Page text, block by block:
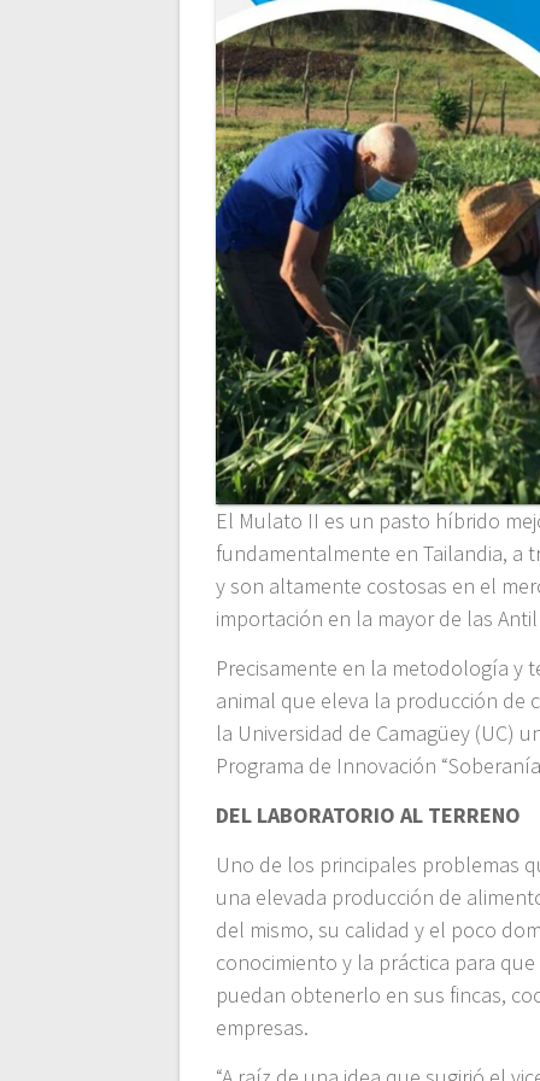
El Mulato II es un pasto híbrido
fundamentalmente en Tailandia, a
y son altamente costosas en el
importación en la mayor de las
Precisamente en la metodología y
animal que eleva la producción de
la Universidad de Camagüey (UC)
Programa de Innovación
DEL LABORATORIO AL TERRENO
Uno de los principales problemas
una elevada producción de
del mismo, su calidad y el poco
conocimiento y la práctica para
puedan obtenerlo en sus fincas,
empresas.